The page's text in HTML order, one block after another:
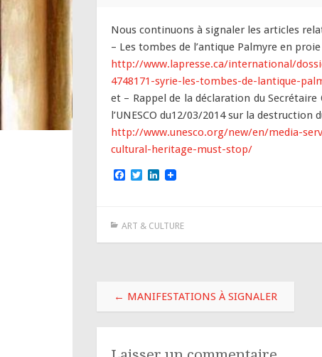
Nous continuons à signaler les articles
– Les tombes de l’antique Palmyre en
http://www.lapresse.ca/international/
4748171-syrie-les-tombes-de-lantique-
et – Rappel de la déclaration du
l’UNESCO du12/03/2014 sur la destruction
http://www.unesco.org/new/en/media-
cultural-heritage-must-stop/
b
o
o
T
t
e
r
e
d
I
ART & CULTURE
Navigation
des
← MANIFESTATIONS À SIGNALER